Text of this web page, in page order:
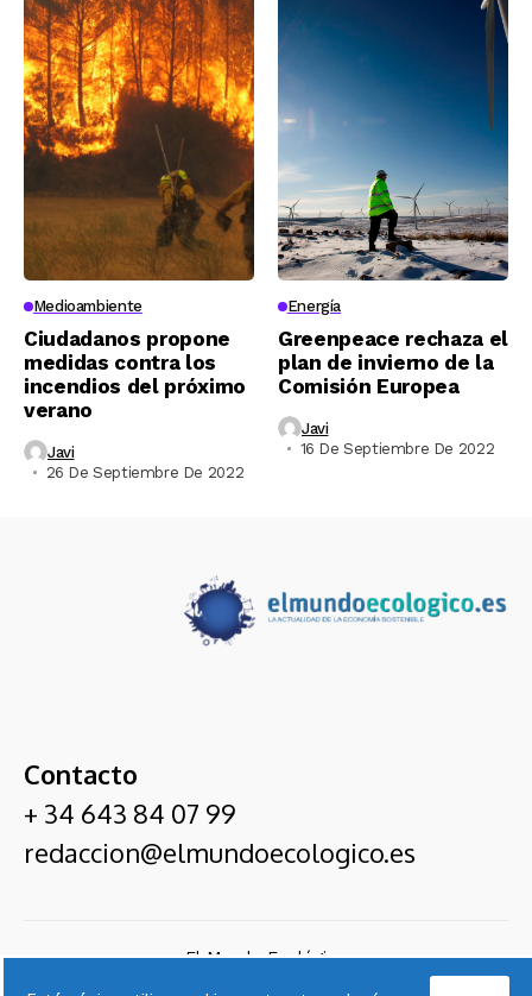
Medioambiente
Ciudadanos propone
medidas contra los
incendios del próximo
verano
Javi
26 De Septiembre De 2022
Energía
Greenpeace rechaza el
plan de invierno de la
Comisión Europea
Javi
16 De Septiembre De 2022
Contacto
+ 34 643 84 07 99
redaccion@elmundoecologico.es
El Mundo Ecológico
Nota